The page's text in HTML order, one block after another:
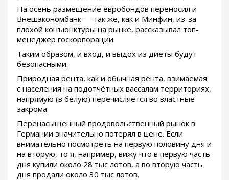
На осень размещение евробондов переносил и
Внешэкономбанк — так же, как и Минфин, из-за
плохой конъюнктуры на рынке, рассказывал топ-
менеджер госкорпорации.
Таким образом, и вход, и выдох из диеты будут
безопасными.
Природная рента, как и обычная рента, взимаемая
с населения на подотчётных вассалам территориях,
напрямую (в белую) перечисляется во властные
закрома.
Перенасыщенный продовольственный рынок в
Германии значительно потерял в цене. Если
внимательно посмотреть на первую половину дня и
на вторую, то я, например, вижу что в первую часть
дня купили около 28 тыс лотов, а во вторую часть
дня продали около 30 тыс лотов.